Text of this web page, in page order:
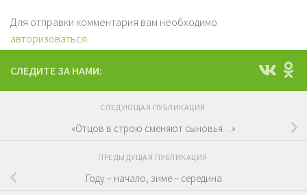
Для отправки комментария вам необходимо
авторизоваться.
СЛЕДИТЕ ЗА НАМИ:
СЛЕДУЮЩАЯ ПУБЛИКАЦИЯ
«Отцов в строю сменяют сыновья…»
ПРЕДЫДУЩАЯ ПУБЛИКАЦИЯ
Году – начало, зиме – середина